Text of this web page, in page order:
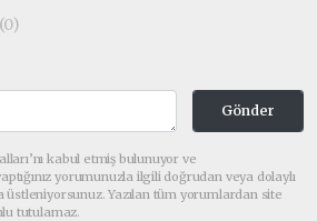
(0)
Gönder
kabul etmiş bulunuyor ve
yorumunuzla ilgili doğrudan veya dolaylı
üstleniyorsunuz. Yazılan tüm yorumlardan site
tutulamaz.